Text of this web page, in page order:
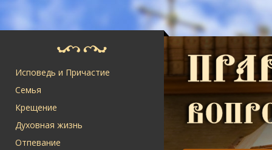
Исповедь и Причастие
Семья
Крещение
Духовная жизнь
Отпевание